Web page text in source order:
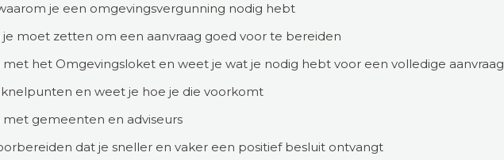
je een omgevingsvergunning nodig hebt
moet zetten om een aanvraag goed voor te bereiden
het Omgevingsloket en weet je wat je nodig hebt voor een volledige aanvraag
en weet je hoe je die voorkomt
gemeenten en adviseurs
dat je sneller en vaker een positief besluit ontvangt